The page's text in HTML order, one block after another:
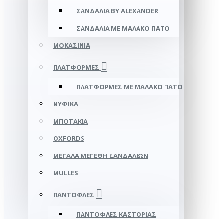
ΣΑΝΔΆΛΙΑ BY ALEXANDER
ΣΑΝΔΆΛΙΑ ΜΕ ΜΑΛΑΚΌ ΠΆΤΟ
ΜΟΚΑΣΊΝΙΑ
ΠΛΑΤΦΌΡΜΕΣ
ΠΛΑΤΦΟΡΜΕΣ ΜΕ ΜΑΛΑΚΟ ΠΑΤΟ
ΝΥΦΙΚΆ
ΜΠΟΤΆΚΙΑ
OXFORDS
ΜΕΓΆΛΑ ΜΕΓΈΘΗ ΣΑΝΔΑΛΙΏΝ
MULLES
ΠΑΝΤΌΦΛΕΣ
ΠΑΝΤΌΦΛΕΣ ΚΑΣΤΟΡΙΆΣ